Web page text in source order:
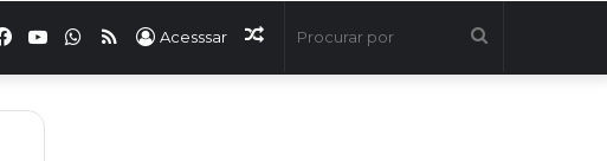
Artigo
Acesssar
RSS
WhatsApp
YouTube
Facebook